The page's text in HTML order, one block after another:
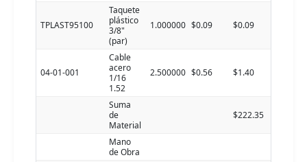
TPLAST95100
Taquete
plástico
3/8"
(par)
1.000000 $0.09 $0.09
04-01-001
Cable
acero
1/16
1.52
2.500000 $0.56 $1.40
Suma
de
Material
$222.35
Mano
de Obra